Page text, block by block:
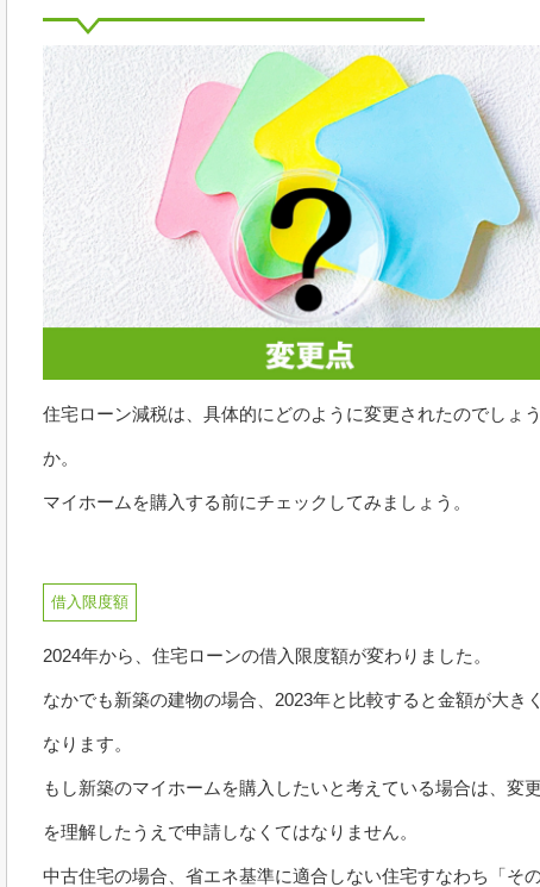
住宅ローン減税は、具体的にどのように変更されたのでしょう
か。
マイホームを購入する前にチェックしてみましょう。
借入限度額
2024年から、住宅ローンの借入限度額が変わりました。
なかでも新築の建物の場合、2023年と比較すると金額が大き
なります。
もし新築のマイホームを購入したいと考えている場合は、変
を理解したうえで申請しなくてはなりません。
中古住宅の場合、省エネ基準に適合しない住宅すなわち「そ